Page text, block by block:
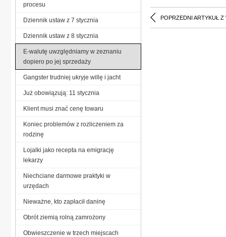
POPRZEDNI ARTYKUŁ Z
procesu
Dziennik ustaw z 7 stycznia
Dziennik ustaw z 8 stycznia
E-walutę uwzględniamy w zeznaniu
dopiero po jej sprzedaży
Gangster trudniej ukryje willę i jacht
Już obowiązują: 11 stycznia
Klient musi znać cenę towaru
Koniec problemów z rozliczeniem za
rodzinę
Lojalki jako recepta na emigrację
lekarzy
Niechciane darmowe praktyki w
urzędach
Nieważne, kto zapłacił daninę
Obrót ziemią rolną zamrożony
Obwieszczenie w trzech miejscach